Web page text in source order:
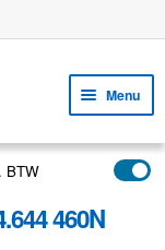
Menu
BTW
460N